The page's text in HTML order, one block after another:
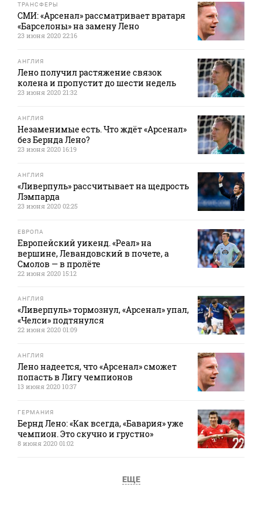
ТРАНСФЕРЫ
СМИ: «Арсенал» рассматривает вратаря
«Барселоны» на замену Лено
23 июня 2020 22:16
АНГЛИЯ
Лено получил растяжение связок
колена и пропустит до шести недель
23 июня 2020 21:32
АНГЛИЯ
Незаменимые есть. Что ждёт «Арсенал»
без Бернда Лено?
23 июня 2020 16:19
АНГЛИЯ
«Ливерпуль» рассчитывает на щедрость
Лэмпарда
23 июня 2020 02:25
ЕВРОПА
Европейский уикенд. «Реал» на
вершине, Левандовский в почете, а
Смолов — в пролёте
22 июня 2020 15:12
АНГЛИЯ
«Ливерпуль» тормознул, «Арсенал» упал,
«Челси» подтянулся
22 июня 2020 01:09
АНГЛИЯ
Лено надеется, что «Арсенал» сможет
попасть в Лигу чемпионов
13 июня 2020 10:37
ГЕРМАНИЯ
Бернд Лено: «Как всегда, «Бавария» уже
чемпион. Это скучно и грустно»
8 июня 2020 01:02
ЕЩЕ